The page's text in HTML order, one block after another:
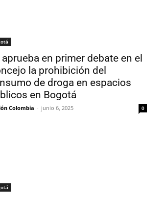
aprueba en primer debate en el
la prohibición del
de droga en espacios
en Bogotá
Colombia - junio 6, 2025 0